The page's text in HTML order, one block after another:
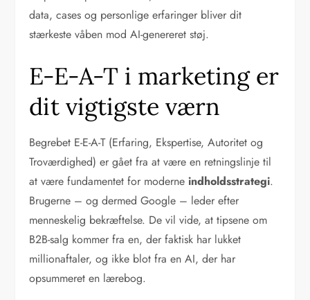
data, cases og personlige erfaringer bliver dit
stærkeste våben mod AI-genereret støj.
E-E-A-T i marketing er
dit vigtigste værn
Begrebet E-E-A-T (Erfaring, Ekspertise, Autoritet og
Troværdighed) er gået fra at være en retningslinje til
at være fundamentet for moderne indholdsstrategi.
Brugerne – og dermed Google – leder efter
menneskelig bekræftelse. De vil vide, at tipsene om
B2B-salg kommer fra en, der faktisk har lukket
millionaftaler, og ikke blot fra en AI, der har
opsummeret en lærebog.